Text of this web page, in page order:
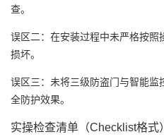
查。
误区二 ：在安装过程中未严格按
损坏。
误区三：未将三级防盗门与智能
全防护效果。
实操检查清单（Checklist格式）